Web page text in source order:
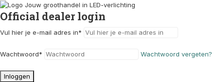
Official dealer login
Vul hier je e-mail adres in*
Wachtwoord* Wachtwoord vergeten?
Inloggen